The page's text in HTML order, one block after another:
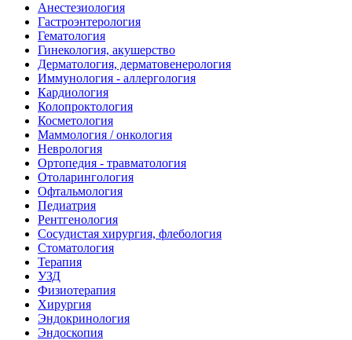
Анестезиология
Гастроэнтерология
Гематология
Гинекология, акушерство
Дерматология, дерматовенерология
Иммунология - аллергология
Кардиология
Колопроктология
Косметология
Маммология / онкология
Неврология
Ортопедия - травматология
Отоларингология
Офтальмология
Педиатрия
Рентгенология
Сосудистая хирургия, флебология
Стоматология
Терапия
УЗД
Физиотерапия
Хирургия
Эндокринология
Эндоскопия